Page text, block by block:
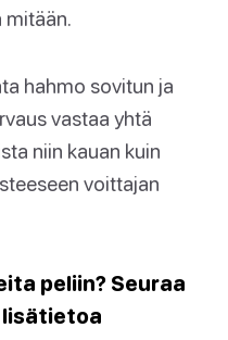
hahmo sovitun ja
vastaa yhtä
niin kauan kuin
voittajan
peliin? Seuraa
lisätietoa